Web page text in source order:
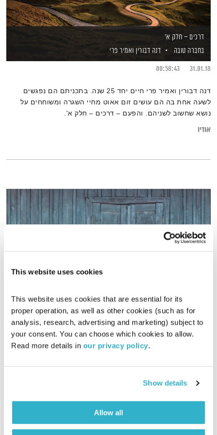
This website uses cookies
This website uses cookies that are essential for its
proper operation, as well as other cookies (such as for
analysis, research, advertising and marketing) subject to
your consent. You can choose which cookies to allow.
Read more details in our privacy policy.
Show details
Allow all
דרכים – חלק א'
בחברה טובה
דנה דבורין ואמיר פרי
31.01.18
00:58:43
דנה דבורין ואמיר פרי חיים יחד 25 שנה. בתכניתם הם נפגשים
לשעה אחת בה הם עושים זום אאוט מחיי השגרה ומשוחחים על
נושא שחשוב לשניהם. והפעם – דרכים – חלק א'.
אודיו
למצוא את היש
יחזקאל משהושרון זליקובסקי
02.08.17
01:58:32
ההכרתית, והפעם – דיוק
אודיו